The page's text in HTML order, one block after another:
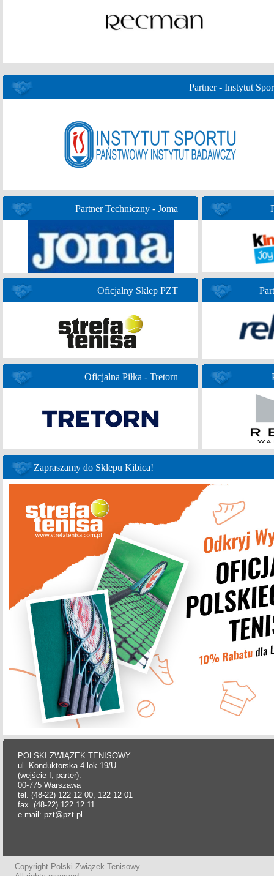
Partner - Instytut
Partner Techniczny - Joma
Oficjalny Sklep PZT
Oficjalna Piłka - Tretorn
Zapraszamy do Sklepu Kibica!
POLSKI ZWIĄZEK TENISOWY
ul. Konduktorska 4 lok.19/U
(wejście I, parter).
00-775 Warszawa
tel. (48-22) 122 12 00, 122 12 01
fax. (48-22) 122 12 11
e-mail: pzt@pzt.pl
Copyright Polski Związek Tenisowy.